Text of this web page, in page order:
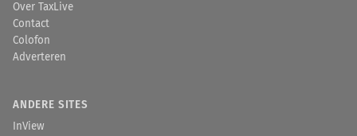
Over TaxLive
Contact
Colofon
Adverteren
ANDERE SITES
InView